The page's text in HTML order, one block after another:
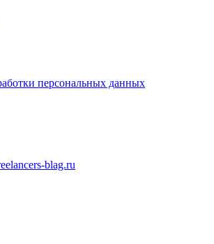
персональных данных
blag.ru